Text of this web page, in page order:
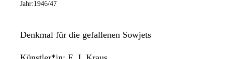
Jahr:1946/47
Denkmal für die gefallenen Sowjets